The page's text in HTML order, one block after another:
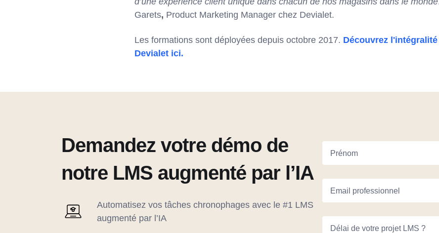
Garets, Product Marketing Manager chez Devialet.
Les formations sont déployées depuis octobre 2017. Découvrez
Devialet ici.
Demandez votre démo de
notre LMS augmenté par l’IA
Automatisez vos tâches chronophages avec le #1 LMS
augmenté par l’IA
Prénom
Email professionnel
Délai de votre projet LMS ?